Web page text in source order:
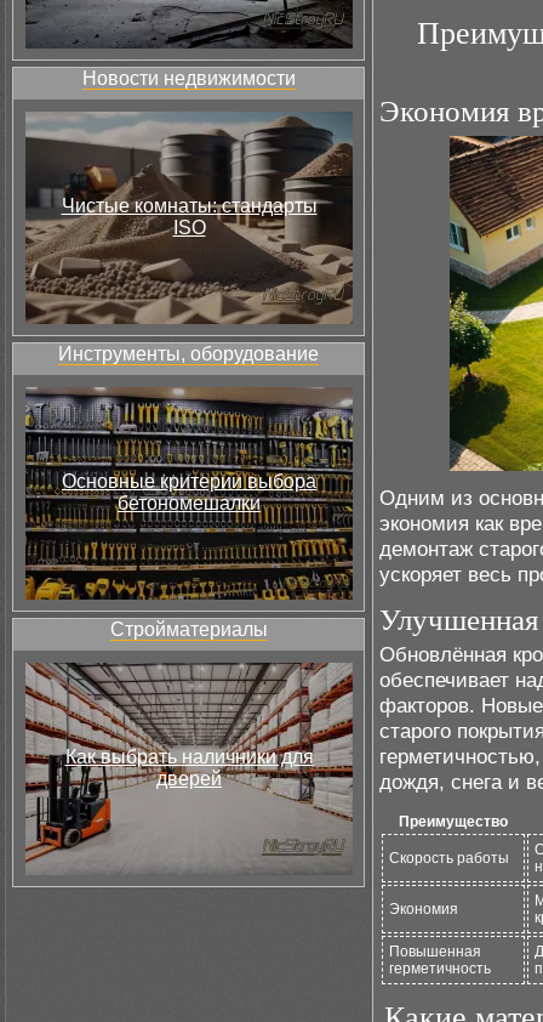
Новости недвижимости
Чистые комнаты: стандарты
ISO
Инструменты, оборудование
Основные критерии выбора
бетономешалки
Стройматериалы
Как выбрать наличники для
дверей
Экономия
Одним из
экономия как
демонтаж
ускоряет весь
Улучшенная
Обновлённая
обеспечивает
факторов.
старого
дождя, снега и
Преимущество
Скорость работы
Экономия
Повышенная
герметичность